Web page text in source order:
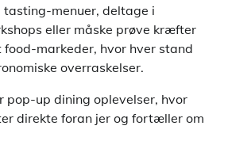
tasting-menuer, deltage i
eller måske prøve kræfter
food-markeder, hvor hver stand
overraskelser.
pop-up dining oplevelser, hvor
direkte foran jer og fortæller om